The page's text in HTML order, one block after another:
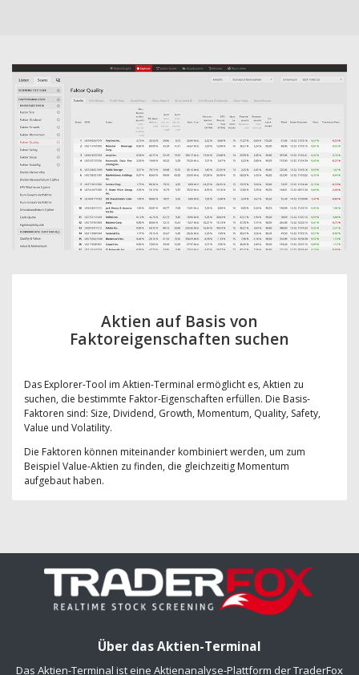
Aktien auf Basis von
Faktoreigenschaften suchen
Das Explorer-Tool im Aktien-Terminal ermöglicht es, Aktien zu
suchen, die bestimmte Faktor-Eigenschaften erfüllen. Die Basis-
Faktoren sind: Size, Dividend, Growth, Momentum, Quality, Safety,
Value und Volatility.
Die Faktoren können miteinander kombiniert werden, um zum
Beispiel Value-Aktien zu finden, die gleichzeitig Momentum
aufgebaut haben.
Über das Aktien-Terminal
Das Aktien-Terminal ist eine Aktienanalyse-Plattform der TraderFox